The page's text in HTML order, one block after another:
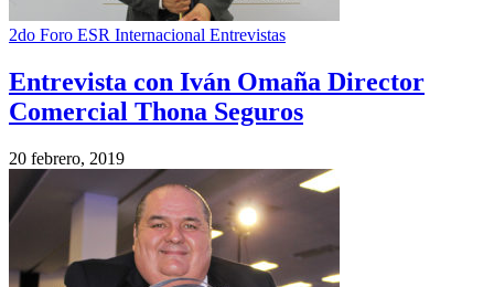
2do Foro ESR Internacional Entrevistas
Entrevista con Iván Omaña Director
Comercial Thona Seguros
20 febrero, 2019